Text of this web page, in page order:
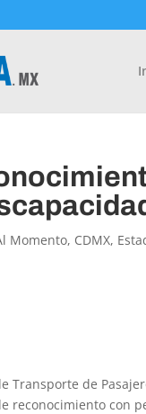
Momento, CDMX,
Transporte de
reconocimiento con